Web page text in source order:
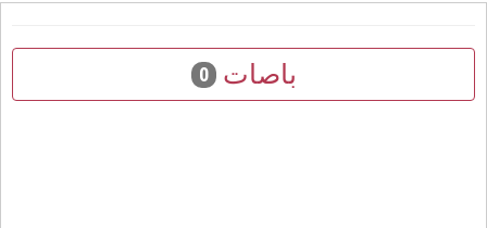
باصات 0